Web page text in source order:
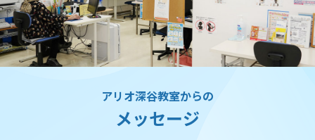
アリオ深谷教室からの
メッセージ